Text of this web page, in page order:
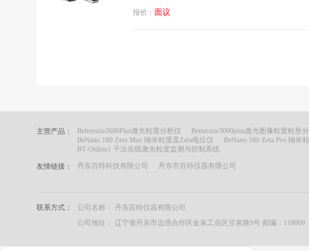
报价： 面议
主营产品： Bettersize2600Plus激光粒度分析仪 Bettersize3000plus激光图像粒度粒形
BeNano 180 Zeta Max 纳米粒度及Zeta电位仪
BeNano 180 Zeta Pro 纳米
BT-Online1 干法在线激光粒度监测与控制系统
友情链接： 丹东百特科技有限公司 丹东市百特仪器有限公司
联系方式：
公司名称： 丹东百特仪器有限公司
公司地址： 辽宁省丹东市边境合作区金泉工业区甘泉路9号 邮编：118009